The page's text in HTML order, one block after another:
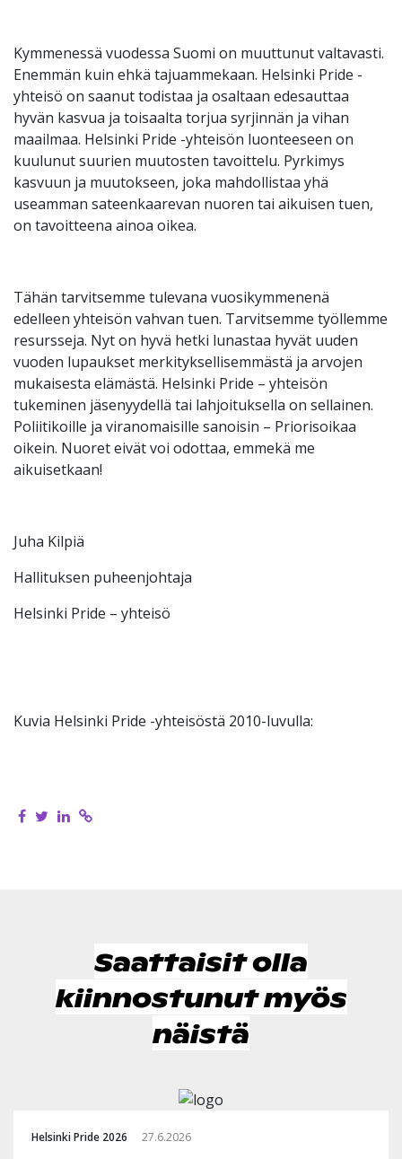
Kymmenessä vuodessa Suomi on muuttunut valtavasti.
Enemmän kuin ehkä tajuammekaan. Helsinki Pride -
yhteisö on saanut todistaa ja osaltaan edesauttaa
hyvän kasvua ja toisaalta torjua syrjinnän ja vihan
maailmaa. Helsinki Pride -yhteisön luonteeseen on
kuulunut suurien muutosten tavoittelu. Pyrkimys
kasvuun ja muutokseen, joka mahdollistaa yhä
useamman sateenkaarevan nuoren tai aikuisen tuen,
on tavoitteena ainoa oikea.
Tähän tarvitsemme tulevana vuosikymmenenä
edelleen yhteisön vahvan tuen. Tarvitsemme työllemme
resursseja. Nyt on hyvä hetki lunastaa hyvät uuden
vuoden lupaukset merkityksellisemmästä ja arvojen
mukaisesta elämästä. Helsinki Pride – yhteisön
tukeminen jäsenyydellä tai lahjoituksella on sellainen.
Poliitikoille ja viranomaisille sanoisin – Priorisoikaa
oikein. Nuoret eivät voi odottaa, emmekä me
aikuisetkaan!
Juha Kilpiä
Hallituksen puheenjohtaja
Helsinki Pride – yhteisö
Kuvia Helsinki Pride -yhteisöstä 2010-luvulla:
Saattaisit olla
kiinnostunut myös
näistä
Helsinki Pride 2026 27.6.2026